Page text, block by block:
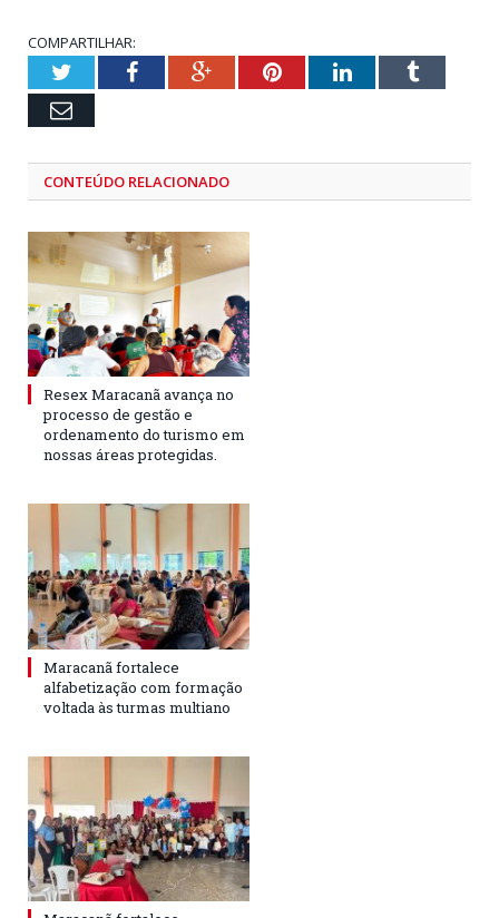
COMPARTILHAR:
TwitterFacebookGoogle+PinterestLinkedInTumblr
Email
CONTEÚDO RELACIONADO
Resex Maracanã avança no
processo de gestão e
ordenamento do turismo em
nossas áreas protegidas.
Maracanã fortalece
alfabetização com formação
voltada às turmas multiano